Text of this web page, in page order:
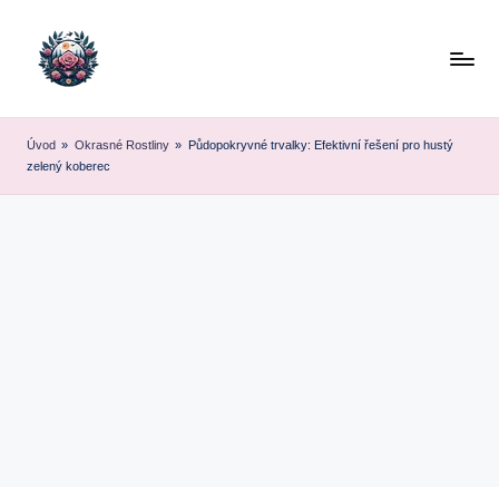
Úvod » Okrasné Rostliny » Půdopokryvné trvalky: Efektivní řešení pro hustý
zelený koberec